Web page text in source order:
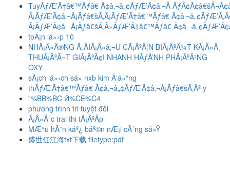
TuyÃƒÆ’Ã†â€™Ãƒâ€ Ã¢â‚¬â„¢ÃƒÆ’Ã¢â‚¬Â
Â¡ÃƒÆ’Ã¢â‚¬Å¡Ãƒâ€šÃ‚Â¡ÃƒÆ’Ã†â€™Ãƒâ€
Â¡ÃƒÆ’Ã¢â‚¬Å¡Ãƒâ€šÃ‚Â»ÃƒÆ’Ã†â€™Ãƒâ€
toÃ¡n lá»›p 10
NHÃ¡Â»Â®NG Ã„ÂIÃ¡Â»â‚¬U CÃ¡ÂºÂ¦N BIÃ¡ÂºÂ¾T KÃ¡Â»Â¸
THUÃ¡ÂºÂ¬T GIÃ¡ÂºÂ¢I NHANH HÃƒÅ’NH PHÃ¡ÂºÂ²NG
OXY
sÃ¡ch lá»‹ch sá»­ nxb kim Ä‘á»“ng
thÃƒÆ’Ã†â€™Ãƒâ€ Ã¢â‚¬â„¢ÃƒÆ’Ã¢â‚¬Å¡Ãƒâ€šÃ‚Âº y
ˮ%BB%BC Ӣ%CE%C4
phương trình tri tuyệt đối
Ã¡Â»Â¨c trai thi tÃ¡ÂºÂ­p
MÆ°u hÃ¨n káº¿ báº©n nÆ¡i cÃ´ng sá»Ÿ
盛世任江海txt下载 filetype:pdf